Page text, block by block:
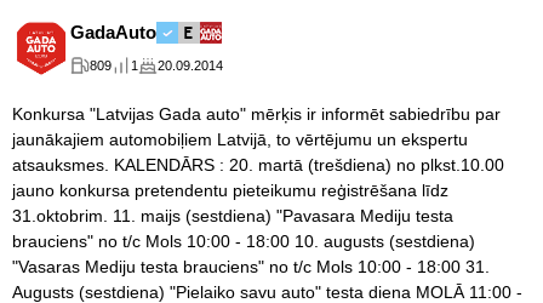
GadaAuto
809 1 20.09.2014
Konkursa "Latvijas Gada auto" mērķis ir informēt sabiedrību par
jaunākajiem automobiļiem Latvijā, to vērtējumu un ekspertu
atsauksmes. KALENDĀRS : 20. martā (trešdiena) no plkst.10.00
jauno konkursa pretendentu pieteikumu reģistrēšana līdz
31.oktobrim. 11. maijs (sestdiena) "Pavasara Mediju testa
brauciens" no t/c Mols 10:00 - 18:00 10. augusts (sestdiena)
"Vasaras Mediju testa brauciens" no t/c Mols 10:00 - 18:00 31.
Augusts (sestdiena) "Pielaiko savu auto" testa diena MOLĀ 11:00 -